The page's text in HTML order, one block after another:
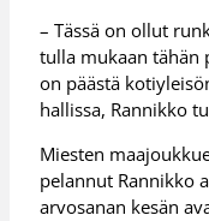
– Tässä on ollut
tulla mukaan tähän
on päästä
hallissa, Rannikko
Miesten
pelannut Rannikko
arvosanan kesän